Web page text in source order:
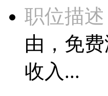
职位描述
由，免
收入...